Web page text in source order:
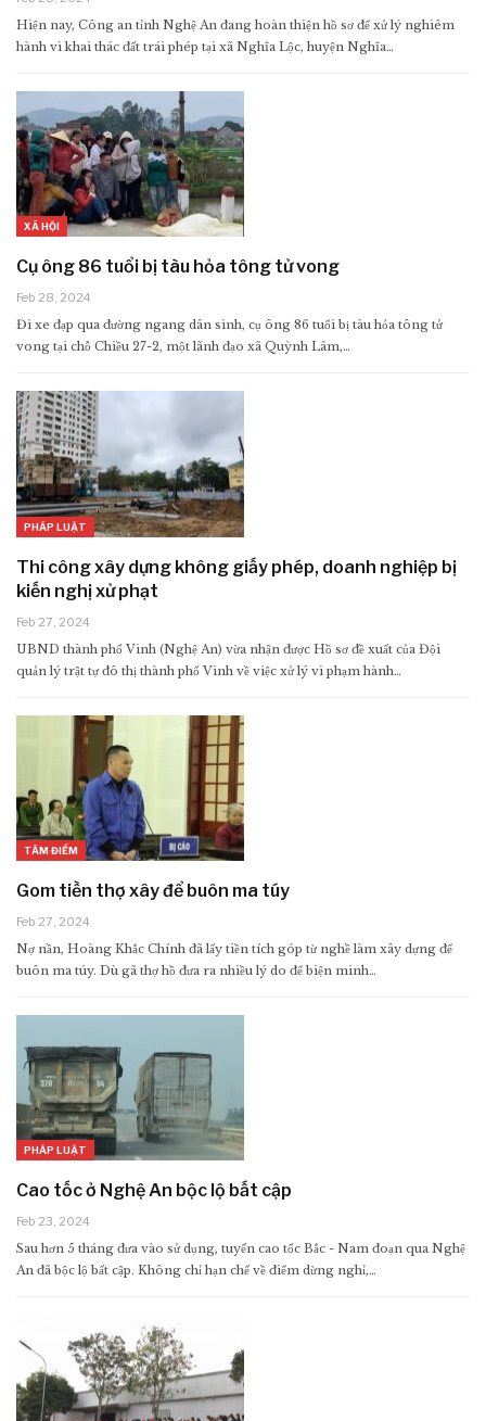
Hiện nay, Công an tỉnh Nghệ An đang hoàn thiện hồ sơ để xử lý nghiêm
hành vi khai thác đất trái phép tại xã Nghĩa Lộc, huyện Nghĩa…
XÃ HỘI
Cụ ông 86 tuổi bị tàu hỏa tông tử vong
Feb 28, 2024
Đi xe đạp qua đường ngang dân sinh, cụ ông 86 tuổi bị tàu hỏa tông tử
vong tại chỗ Chiều 27-2, một lãnh đạo xã Quỳnh Lâm,…
PHÁP LUẬT
Thi công xây dựng không giấy phép, doanh nghiệp bị
kiến nghị xử phạt
Feb 27, 2024
UBND thành phố Vinh (Nghệ An) vừa nhận được Hồ sơ đề xuất của Đội
quản lý trật tự đô thị thành phố Vinh về việc xử lý vi phạm hành…
TÂM ĐIỂM
Gom tiền thợ xây để buôn ma túy
Feb 27, 2024
Nợ nần, Hoàng Khắc Chính đã lấy tiền tích góp từ nghề làm xây dựng để
buôn ma túy. Dù gã thợ hồ đưa ra nhiều lý do để biện minh…
PHÁP LUẬT
Cao tốc ở Nghệ An bộc lộ bất cập
Feb 23, 2024
Sau hơn 5 tháng đưa vào sử dụng, tuyến cao tốc Bắc - Nam đoạn qua Nghệ
An đã bộc lộ bất cập. Không chỉ hạn chế về điểm dừng nghỉ,…